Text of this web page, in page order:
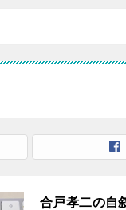
合戸孝二の自